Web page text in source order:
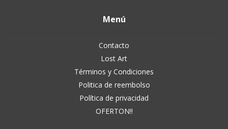
Menú
Contacto
Lost Art
Términos y Condiciones
Politica de reembolso
Política de privacidad
OFERTON!!